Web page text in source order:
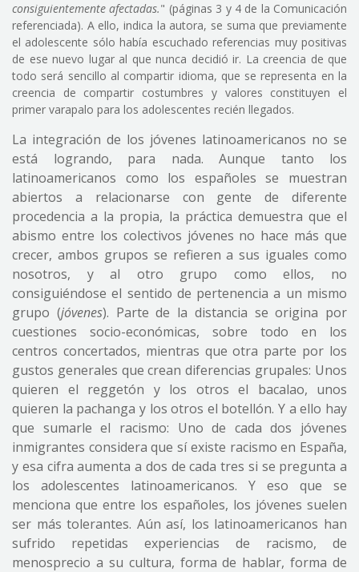
consiguientemente afectadas." (páginas 3 y 4 de la Comunicación
referenciada). A ello, indica la autora, se suma que previamente
el adolescente sólo había escuchado referencias muy positivas
de ese nuevo lugar al que nunca decidió ir. La creencia de que
todo será sencillo al compartir idioma, que se representa en la
creencia de compartir costumbres y valores constituyen el
primer varapalo para los adolescentes recién llegados.
La integración de los jóvenes latinoamericanos no se
está logrando, para nada. Aunque tanto los
latinoamericanos como los españoles se muestran
abiertos a relacionarse con gente de diferente
procedencia a la propia, la práctica demuestra que el
abismo entre los colectivos jóvenes no hace más que
crecer, ambos grupos se refieren a sus iguales como
nosotros, y al otro grupo como ellos, no
consiguiéndose el sentido de pertenencia a un mismo
grupo (jóvenes). Parte de la distancia se origina por
cuestiones socio-económicas, sobre todo en los
centros concertados, mientras que otra parte por los
gustos generales que crean diferencias grupales: Unos
quieren el reggetón y los otros el bacalao, unos
quieren la pachanga y los otros el botellón. Y a ello hay
que sumarle el racismo: Uno de cada dos jóvenes
inmigrantes considera que sí existe racismo en España,
y esa cifra aumenta a dos de cada tres si se pregunta a
los adolescentes latinoamericanos. Y eso que se
menciona que entre los españoles, los jóvenes suelen
ser más tolerantes. Aún así, los latinoamericanos han
sufrido repetidas experiencias de racismo, de
menosprecio a su cultura, forma de hablar, forma de